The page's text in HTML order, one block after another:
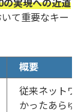
の実現への近道
て重要なキー
概要
従来ネットワ
かったあらゆ